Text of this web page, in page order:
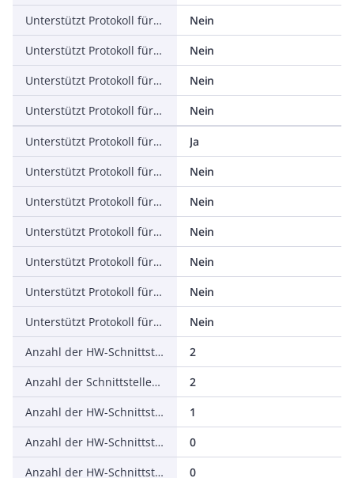
Unterstützt Protokoll für PROFINET IO
Nein
Unterstützt Protokoll für PROFINET CBA
Nein
Unterstützt Protokoll für SERCOS
Nein
Unterstützt Protokoll für Foundation Fieldbus
Nein
Unterstützt Protokoll für EtherNet/IP
Ja
Unterstützt Protokoll für AS-Interface Safety at Work
Nein
Unterstützt Protokoll für DeviceNet Safety
Nein
Unterstützt Protokoll für INTERBUS-Safety
Nein
Unterstützt Protokoll für PROFIsafe
Nein
Unterstützt Protokoll für SafetyBUS p
Nein
Unterstützt Protokoll für sonstige Bussysteme
Nein
Anzahl der HW-Schnittstellen Industrial Ethernet
2
Anzahl der Schnittstellen PROFINET
2
Anzahl der HW-Schnittstellen seriell RS-232
1
Anzahl der HW-Schnittstellen seriell RS-422
0
Anzahl der HW-Schnittstellen seriell RS-485
0